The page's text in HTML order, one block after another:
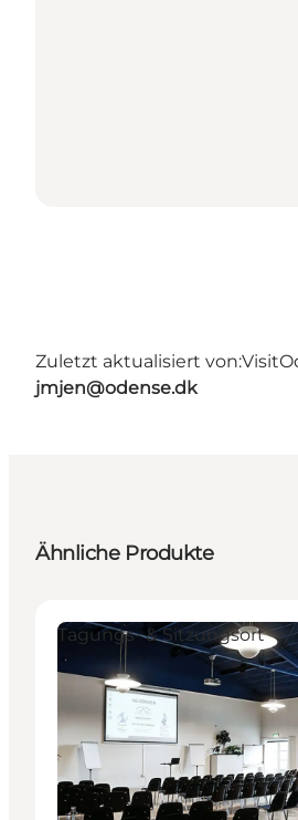
Zuletzt aktualisiert von:
jmjen@odense.dk
Ähnliche Produkte
Tagungs- & Sitzungsort